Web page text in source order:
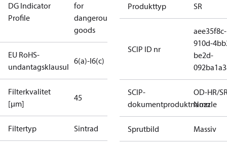
DG Indicator
Profile
for
dangerous
goods
EU RoHS-
undantagsklausul
6(a)-I6(c)
Filterkvalitet
[µm]
45
Filtertyp Sintrad
Produkttyp SR
SCIP ID nr
aee35f8c-
910d-
be2d-
SCIP-
dokumentproduktnamn
OD-HR/
Nozzle
Sprutbild Massiv